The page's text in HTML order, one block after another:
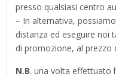
presso qualsiasi centro
– In alternativa,
distanza ed eseguire noi
di promozione, al prezzo
N.B. una volta effettuato